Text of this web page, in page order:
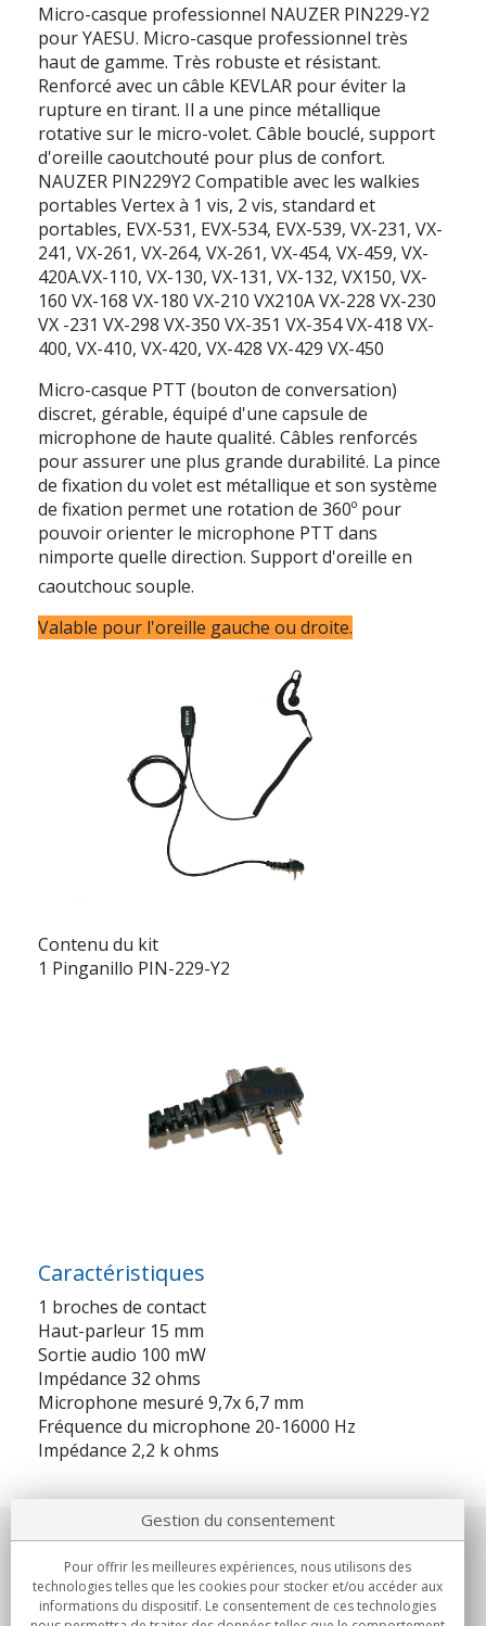
Micro-casque professionnel NAUZER PIN229-Y2
pour YAESU. Micro-casque professionnel très
haut de gamme. Très robuste et résistant.
Renforcé avec un câble KEVLAR pour éviter la
rupture en tirant. Il a une pince métallique
rotative sur le micro-volet. Câble bouclé, support
d'oreille caoutchouté pour plus de confort.
NAUZER PIN229Y2 Compatible avec les walkies
portables Vertex à 1 vis, 2 vis, standard et
portables, EVX-531, EVX-534, EVX-539, VX-231, VX-
241, VX-261, VX-264, VX-261, VX-454, VX-459, VX-
420A.VX-110, VX-130, VX-131, VX-132, VX150, VX-
160 VX-168 VX-180 VX-210 VX210A VX-228 VX-230
VX -231 VX-298 VX-350 VX-351 VX-354 VX-418 VX-
400, VX-410, VX-420, VX-428 VX-429 VX-450
Micro-casque PTT (bouton de conversation)
discret, gérable, équipé d'une capsule de
microphone de haute qualité. Câbles renforcés
pour assurer une plus grande durabilité. La pince
de fixation du volet est métallique et son système
de fixation permet une rotation de 360º pour
pouvoir orienter le microphone PTT dans
nimporte quelle direction. Support d'oreille en
caoutchouc souple.
Valable pour l'oreille gauche ou droite.
Contenu du kit
1 Pinganillo PIN-229-Y2
Caractéristiques
1 broches de contact
Haut-parleur 15 mm
Sortie audio 100 mW
Impédance 32 ohms
Microphone mesuré 9,7x 6,7 mm
Fréquence du microphone 20-16000 Hz
Impédance 2,2 k ohms
Notre société
Engagements
Gestion du consentement
Pour offrir les meilleures expériences, nous utilisons des
technologies telles que les cookies pour stocker et/ou accéder aux
informations du dispositif. Le consentement de ces technologies